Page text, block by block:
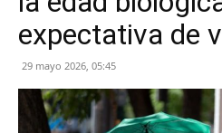
expectativa de
29 mayo 2026, 05:45